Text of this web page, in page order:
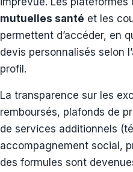
mutuelles santé et les
permettent d’accéder, en
devis personnalisés selon
profil.
La transparence sur les
remboursés, plafonds de
de services additionnels
accompagnement social,
des formules sont